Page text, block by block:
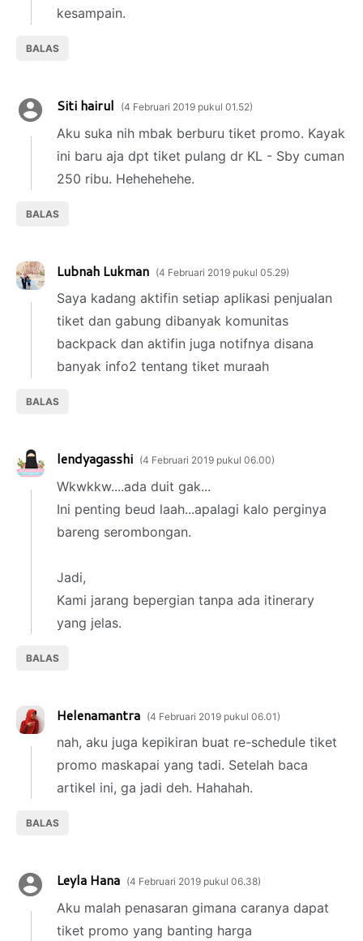
kesampain.
BALAS
Siti hairul 4 Februari 2019 pukul 01.52
Aku suka nih mbak berburu tiket promo. Kayak
ini baru aja dpt tiket pulang dr KL - Sby cuman
250 ribu. Hehehehehe.
BALAS
Lubnah Lukman 4 Februari 2019 pukul 05.29
Saya kadang aktifin setiap aplikasi penjualan
tiket dan gabung dibanyak komunitas
backpack dan aktifin juga notifnya disana
banyak info2 tentang tiket muraah
BALAS
lendyagasshi 4 Februari 2019 pukul 06.00
Wkwkkw....ada duit gak...
Ini penting beud laah...apalagi kalo perginya
bareng serombongan.
Jadi,
Kami jarang bepergian tanpa ada itinerary
yang jelas.
BALAS
Helenamantra 4 Februari 2019 pukul 06.01
nah, aku juga kepikiran buat re-schedule tiket
promo maskapai yang tadi. Setelah baca
artikel ini, ga jadi deh. Hahahah.
BALAS
Leyla Hana 4 Februari 2019 pukul 06.38
Aku malah penasaran gimana caranya dapat
tiket promo yang banting harga